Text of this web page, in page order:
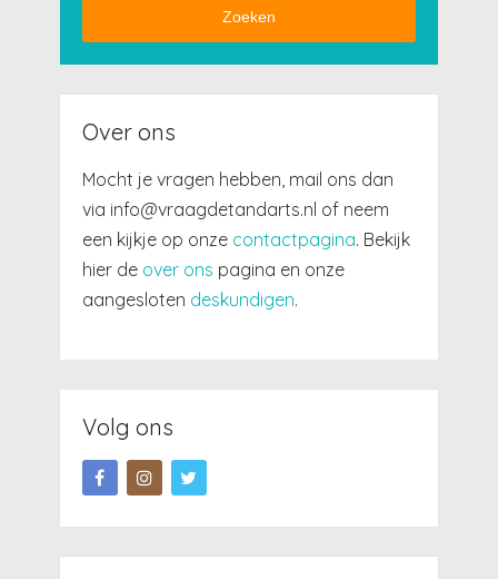
Zoeken
Over ons
Mocht je vragen hebben, mail ons dan
via info@vraagdetandarts.nl of neem
een kijkje op onze contactpagina. Bekijk
hier de over ons pagina en onze
aangesloten deskundigen.
Volg ons